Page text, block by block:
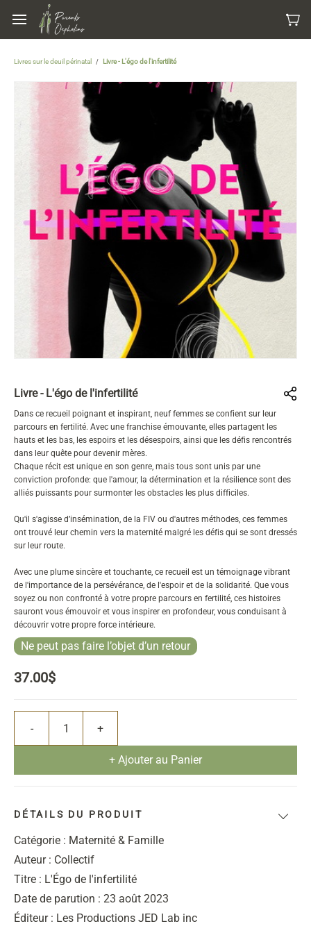
main
content
Livres sur le deuil périnatal / Livre - L'égo de l'infertilité
Livre - L'égo de l'infertilité
Dans ce recueil poignant et inspirant, neuf femmes se confient sur leur
parcours en fertilité. Avec une franchise émouvante, elles partagent les
hauts et les bas, les espoirs et les désespoirs, ainsi que les défis rencontrés
dans leur quête pour devenir mères.
Chaque récit est unique en son genre, mais tous sont unis par une
conviction profonde: que l'amour, la détermination et la résilience sont des
alliés puissants pour surmonter les obstacles les plus difficiles.
Qu'il s'agisse d’insémination, de la FIV ou d'autres méthodes, ces femmes
ont trouvé leur chemin vers la maternité malgré les défis qui se sont dressés
sur leur route.
Avec une plume sincère et touchante, ce recueil est un témoignage vibrant
de l'importance de la persévérance, de l'espoir et de la solidarité. Que vous
soyez ou non confronté à votre propre parcours en fertilité, ces histoires
sauront vous émouvoir et vous inspirer en profondeur, vous conduisant à
découvrir votre propre force intérieure.
Ne peut pas faire l’objet d’un retour
37.00$
+ Ajouter au Panier
DÉTAILS DU PRODUIT
Catégorie : Maternité & Famille
Auteur : Collectif
Titre : L'Égo de l'infertilité
Date de parution : 23 août 2023
Éditeur : Les Productions JED Lab inc